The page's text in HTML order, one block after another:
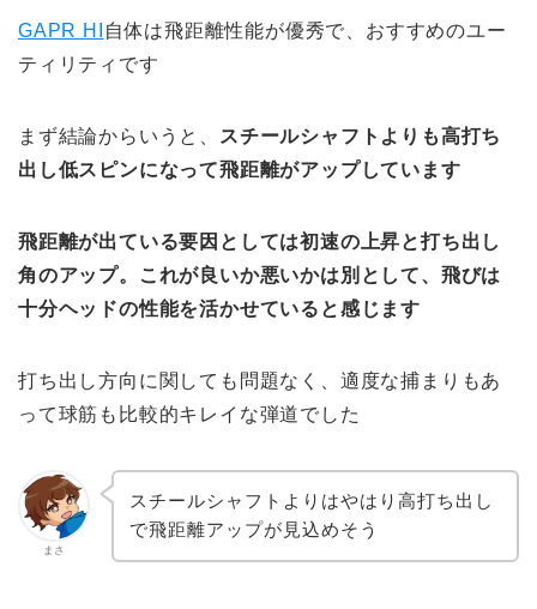
GAPR HI
自体は飛距離性能が優秀で、おすすめのユー
ティリティです
まず結論からいうと、
スチールシャフトよりも高打ち
出し低スピンになって飛距離がアップしています
飛距離が出ている要因としては初速の上昇と打ち出し
角のアップ。これが良いか悪いかは別として、飛びは
十分ヘッドの性能を活かせていると感じます
打ち出し方向に関しても問題なく、適度な捕まりもあ
って球筋も比較的キレイな弾道でした
まさ
スチールシャフトよりはやはり高打ち出し
で飛距離アップが見込めそう